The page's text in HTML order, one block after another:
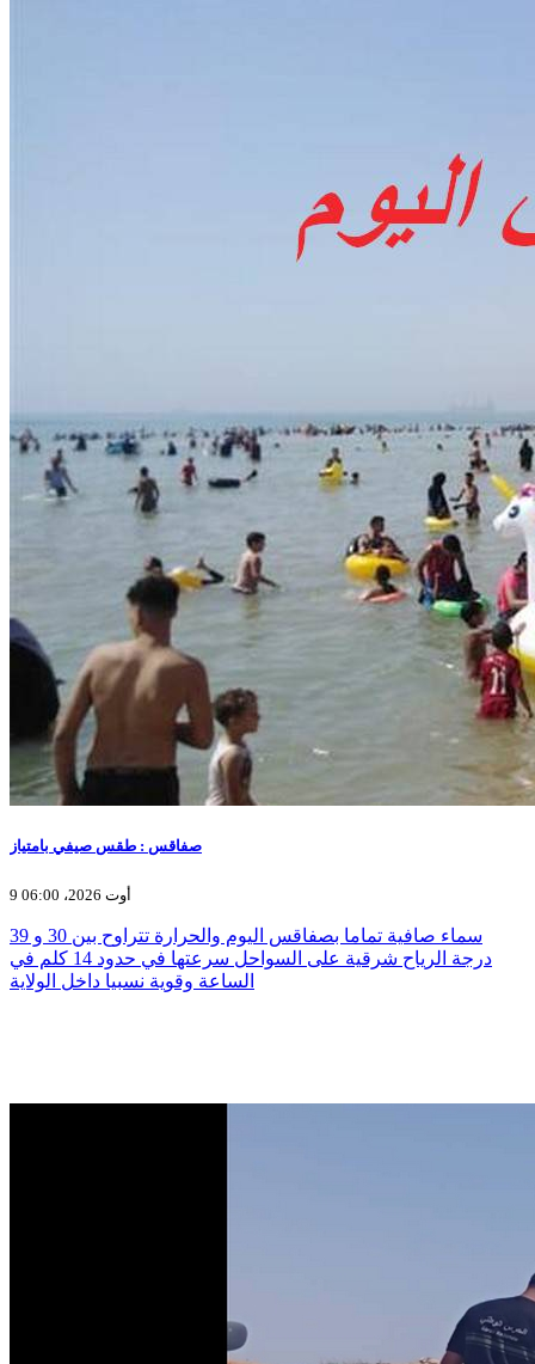
صفاقس : طقس صيفي بامتياز
9 أوت 2026، 06:00
سماء صافية تماما بصفاقس اليوم والحرارة تتراوح بين 30 و 39
درجة الرياح شرقية على السواحل سرعتها في حدود 14 كلم في
الساعة وقوية نسبيا داخل الولاية